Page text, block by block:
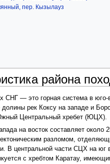
пер. Кызылауз
района
СНГ — это горная система в
рек Коксу на западе и
Центральный хребет (ЮЦХ).
на восток составляет
разломом,
В центральной части СЦХ на
с хребтом Каратау,